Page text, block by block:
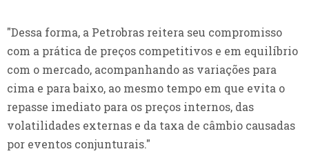
"Dessa forma, a Petrobras reitera seu compromisso
com a prática de preços competitivos e em equilíbrio
com o mercado, acompanhando as variações para
cima e para baixo, ao mesmo tempo em que evita o
repasse imediato para os preços internos, das
volatilidades externas e da taxa de câmbio causadas
por eventos conjunturais."